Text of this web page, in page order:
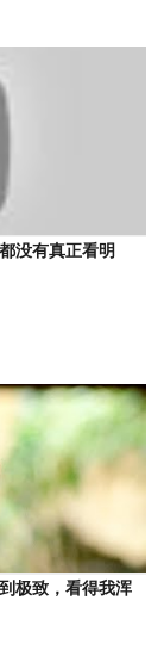
没有真正看明
极致，看得我浑